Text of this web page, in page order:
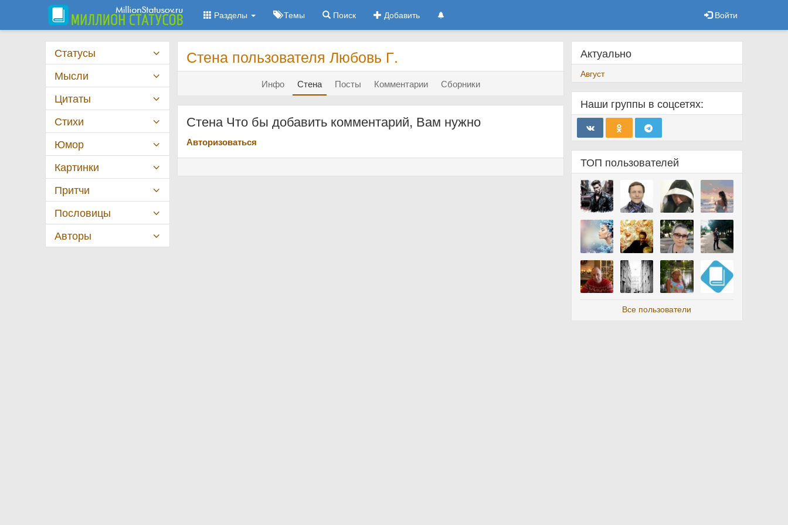
Разделы Темы Поиск Добавить Войти
Стена пользователя Любовь Г.
Инфо Стена Посты Комментарии Сборники
Стена Что бы добавить комментарий, Вам нужно
Авторизоваться
Актуально
Август
Наши группы в соцсетях:
ТОП пользователей
Все пользователи
Статусы
Мысли
Цитаты
Стихи
Юмор
Картинки
Притчи
Пословицы
Авторы